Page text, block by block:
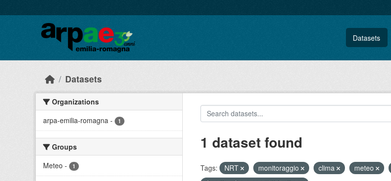
Datasets
Datasets
Organizations
arpa-emilia-romagna - 1
Groups
Meteo - 1
1 dataset found
Tags: NRT monitoraggio clima meteo